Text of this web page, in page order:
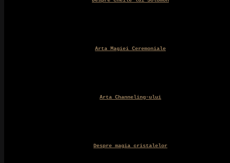
Arta Magiei Ceremoniale
Arta Channeling-ului
Despre magia cristalelor